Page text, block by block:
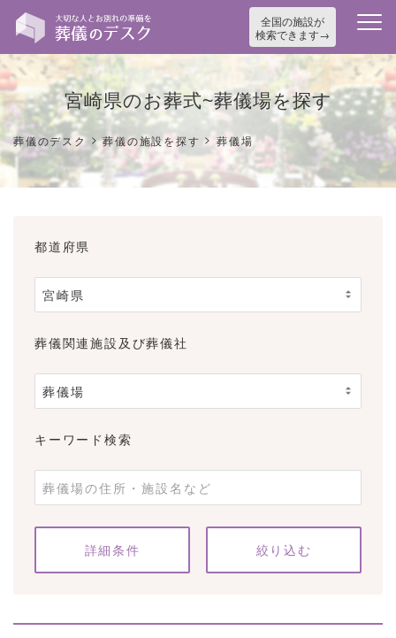
全国の施設が
検索できます
宮崎県のお葬式~葬儀場を探す
葬儀のデスク >葬儀の施設を探す >葬儀場
都道府県
葬儀関連施設及び葬儀社
キーワード検索
条件をクリア
詳細条件